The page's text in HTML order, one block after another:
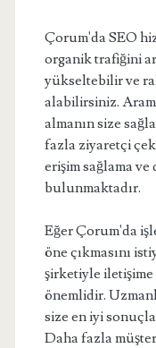
Çorum'da SEO
organik trafiğini
yükseltebilir ve
alabilirsiniz.
almanın size
fazla ziyaretçi
erişim sağlama ve
bulunmaktadır.
Eğer Çorum'da
öne çıkmasını
şirketiyle iletişime
önemlidir.
size en iyi
Daha fazla